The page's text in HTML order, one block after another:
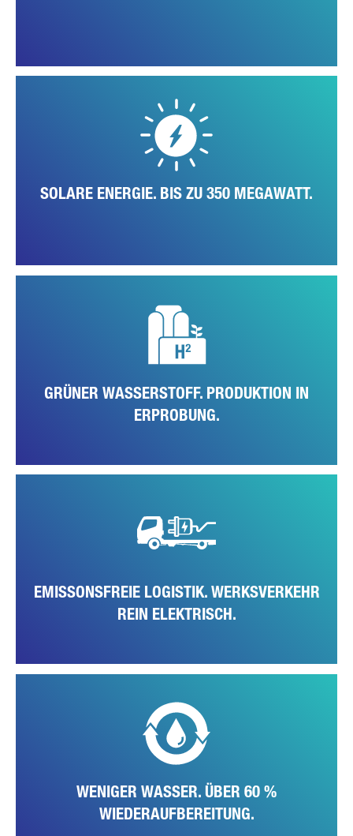
SOLARE ENERGIE. BIS ZU 350 MEGAWATT.
Dank seiner geografischen Lage, der Distrikt Santarém ist eine der an
Sonnenstunden reichste Regionen Portugals, sind die
Voraussetzungen für die Gewinnung von Solarenergie in Tramagal
ideal. Aktuell produzieren 1.200 Solarpaneele auf Hallendächern und
anderen geeigneten Flächen des Werksgeländes bis zu 350 Megawatt
GRÜNER WASSERSTOFF. PRODUKTION IN
ERPROBUNG.
Das Werk erprobt neben dem Ausbau der Solaranlagen außerdem
Technologien zur lokalen Produktion von grünem Wasserstoff. Als
Speichermedium für den gewonnenen Sonnenstrom könnte er
zukünftig sukzessive den Verbrauch von Erdgas ersetzen.
EMISSONSFREIE LOGISTIK. WERKSVERKEHR
REIN ELEKTRISCH.
vollelektrisch angetrieben FUSO eCanter, stellt das Werk auch den
gesamten internen Logistik- und Lagerfuhrpark auf lokal
emissionsfreie, elektrische Fahrzeuge um.
WENIGER WASSER. ÜBER 60 %
WIEDERAUFBEREITUNG.
Die Reduzierung des Wasserverbrauchs ist ein weiteres
Nachhaltigkeitsthema, mit dem sich der Standort erfolgreich
beschäftigt: Eine eigene neue Wasseraufbereitungsanlage behandelt
bereits über 60 Prozent des Brauchwassers und führt es in den
Produktionskreislauf zurück. Gleichzeitig ist eine optimierte
Regenwassersammlung in Arbeit, für eine nachhaltigere Bewässerung
der Grünflächen.